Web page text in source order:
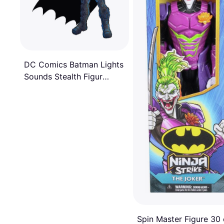
DC Comics Batman Lights
Sounds Stealth Figur
Spin Master Figure 30